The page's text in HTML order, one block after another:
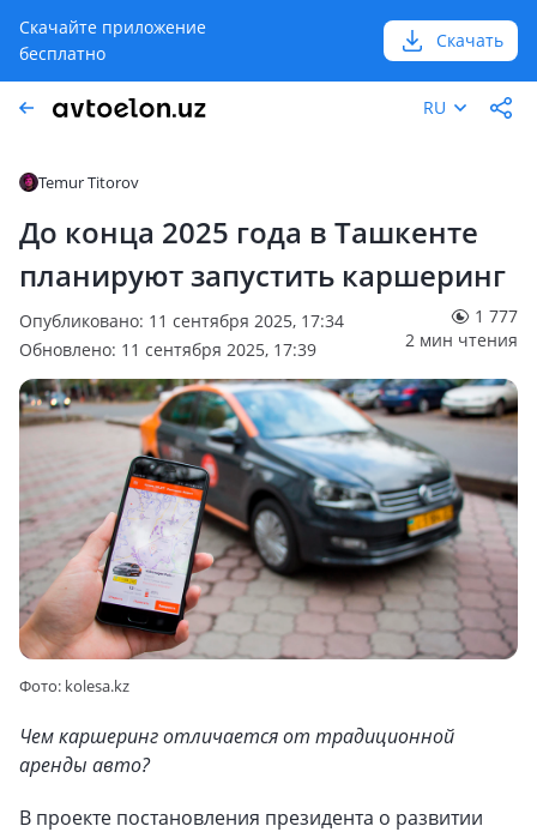
Скачайте приложение
бесплатно
Скачать
RU
Temur Titorov
До конца 2025 года в Ташкенте
планируют запустить каршеринг
Опубликовано: 11 сентября 2025, 17:34
Обновлено: 11 сентября 2025, 17:39
1 777
2 мин чтения
Фото: kolesa.kz
Чем каршеринг отличается от традиционной
аренды авто?
В проекте постановления президента о развитии